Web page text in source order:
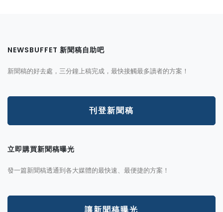
NEWSBUFFET 新聞稿自助吧
新聞稿的好去處，三分鐘上稿完成，最快接觸最多讀者的方案！
刊登新聞稿
立即購買新聞稿曝光
發一篇新聞稿透通到各大媒體的最快速、最便捷的方案！